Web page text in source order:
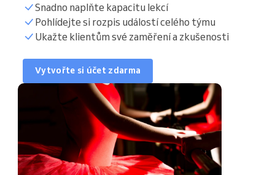
Synchronizace
Otevírací doba
Snadno naplňte kapacitu lekcí
Pohlídejte si rozpis událostí celého týmu
Ukažte klientům své zaměření a zkušenosti
Vytvořte si účet zdarma